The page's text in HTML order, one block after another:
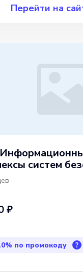
Перейти на
систем
₽
по промокоду ?